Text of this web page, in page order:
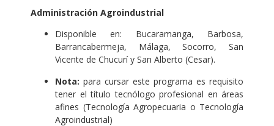
Administración Agroindustrial
Disponible en: Bucaramanga, Barbosa,
Barrancabermeja, Málaga, Socorro, San
Vicente de Chucurí y San Alberto (Cesar).
Nota: para cursar este programa es requisito
tener el título tecnólogo profesional en áreas
afines (Tecnología Agropecuaria o Tecnología
Agroindustrial)